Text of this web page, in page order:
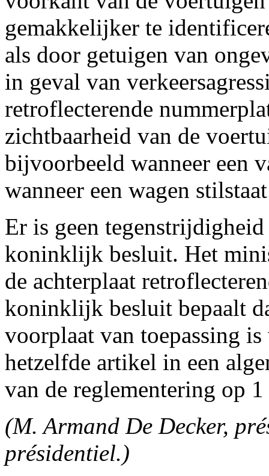
gemakkelijker te
als door getuigen van
in geval van
retroflecterende
zichtbaarheid van de
bijvoorbeeld wanneer een
wanneer een wagen
Er is geen
koninklijk besluit. Het
de achterplaat
koninklijk besluit bepaalt
voorplaat van toepassing
hetzelfde artikel in een
van de reglementering op
(M. Armand De Decker,
présidentiel.)